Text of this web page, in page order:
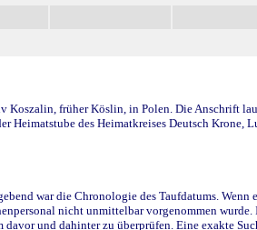
früher Köslin, in Polen. Die Anschrift
Heimatstube des Heimatkreises Deutsch
war die Chronologie des Taufdatums.
nicht unmittelbar vorgenommen
und dahinter zu überprüfen. Eine exakte